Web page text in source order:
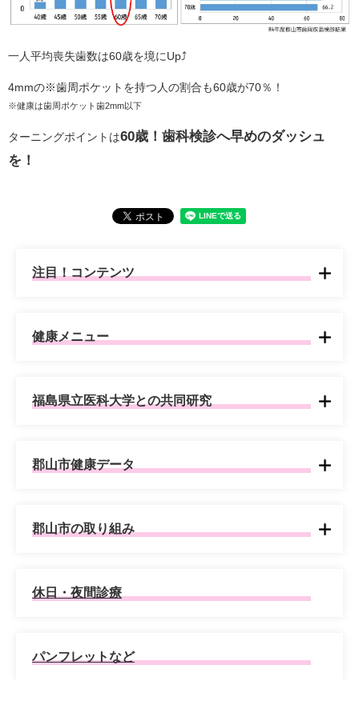
一人平均喪失歯数は60歳を境にUp⤴
4mmの※歯周ポケットを持つ人の割合も60歳が70％！
※健康は歯周ポケット歯2mm以下
ターニングポイントは60歳！歯科検診へ早めのダッシュ
を！
注目！コンテンツ
健康メニュー
福島県立医科大学との共同研究
郡山市健康データ
郡山市の取り組み
休日・夜間診療
パンフレットなど